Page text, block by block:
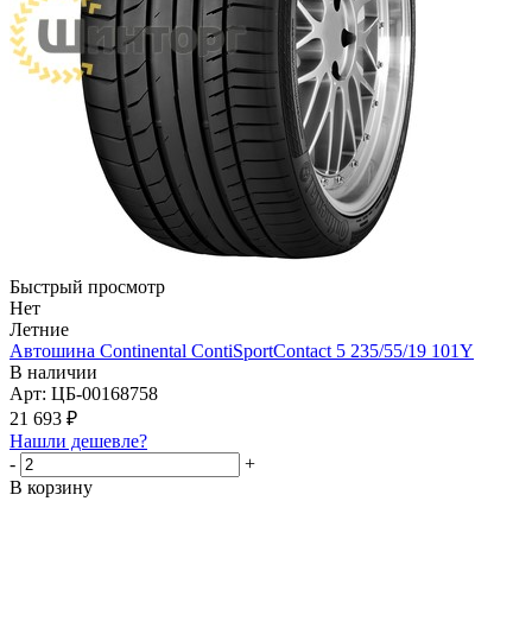
Быстрый просмотр
Нет
Летние
Автошина Continental ContiSportContact 5 235/55/19 101Y
В наличии
Арт: ЦБ-00168758
21 693 ₽
Нашли дешевле?
-
+
В корзину